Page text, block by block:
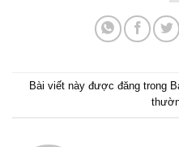
Bài viết này được đăng trong